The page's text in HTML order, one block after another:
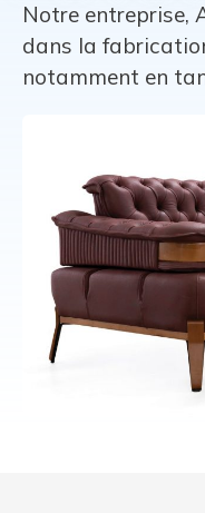
Notre entreprise,
dans la
notamment en